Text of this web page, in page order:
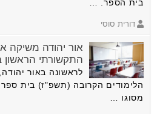
בית הספר. …
דורית סוסי
אור יהודה משיקה
התקשורתי הראשון
לראשונה באור
הלימודים הקרובה (תשפ"ז) בית ספר
מסוגו …